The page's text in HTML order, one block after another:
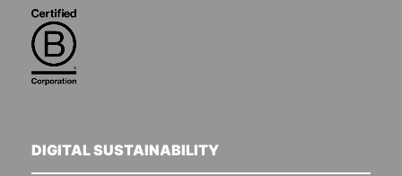
DIGITAL SUSTAINABILITY